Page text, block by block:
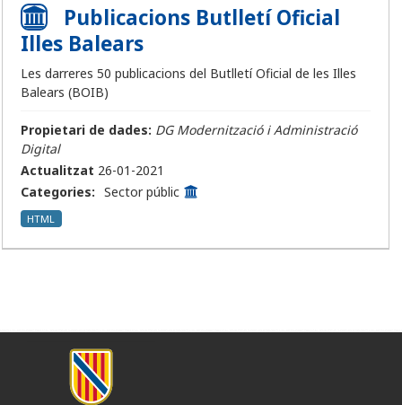
Publicacions Butlletí Oficial
Illes Balears
Les darreres 50 publicacions del Butlletí Oficial de les Illes
Balears (BOIB)
Propietari de dades: DG Modernització i Administració
Digital
Actualitzat 26-01-2021
Categories: Sector públic
HTML